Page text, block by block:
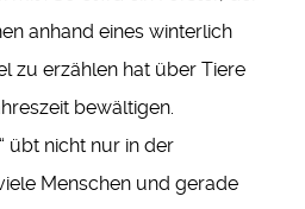
anhand eines winterlich
zu erzählen hat über Tiere
bewältigen.
übt nicht nur in der
Menschen und gerade